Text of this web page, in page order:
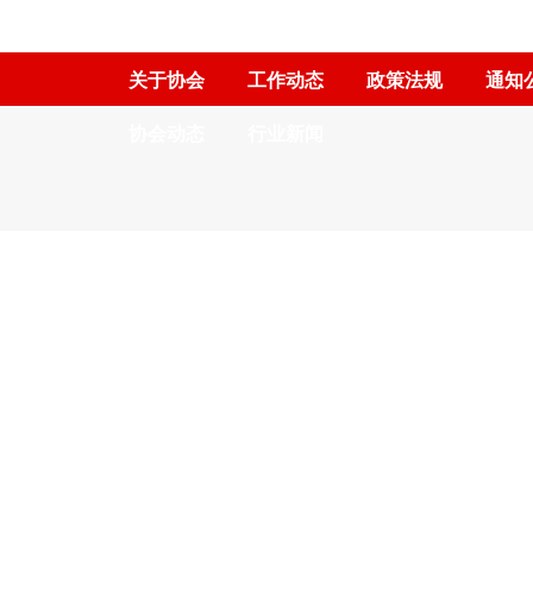
关于协会 工作动态 政策法规
通知